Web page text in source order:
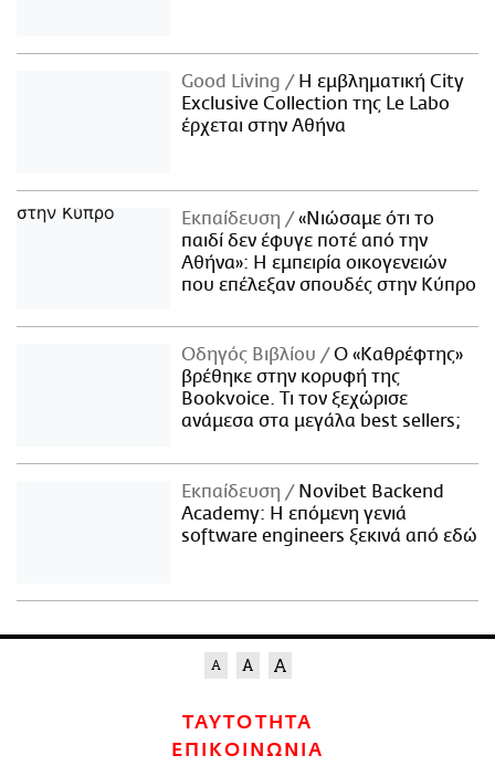
Good Living
Η εμβληματική City
Exclusive Collection της Le Labo
έρχεται στην Αθήνα
Εκπαίδευση
«Νιώσαμε ότι το
παιδί δεν έφυγε ποτέ από την
Αθήνα»: Η εμπειρία οικογενειών
που επέλεξαν σπουδές στην Κύπρο
Οδηγός Βιβλίου
Ο «Καθρέφτης»
βρέθηκε στην κορυφή της
Bookvoice. Τι τον ξεχώρισε
ανάμεσα στα μεγάλα best sellers;
Εκπαίδευση
Novibet Backend
Academy: Η επόμενη γενιά
software engineers ξεκινά από εδώ
ΤΑΥΤΟΤΗΤΑ
ΕΠΙΚΟΙΝΩΝΙΑ